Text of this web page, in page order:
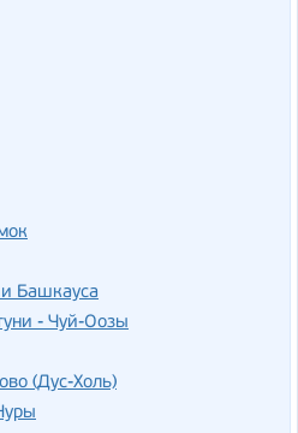
Башкауса
- Чуй-Оозы
(Дус-Холь)